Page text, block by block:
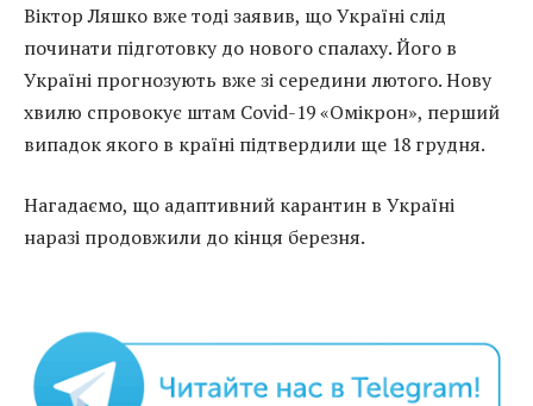
Віктор Ляшко вже тоді заявив, що Україні слід
починати підготовку до нового спалаху. Його в
Україні прогнозують вже зі середини лютого. Нову
хвилю спровокує штам Covid-19 «Омікрон», перший
випадок якого в країні підтвердили ще 18 грудня.
Нагадаємо, що адаптивний карантин в Україні
наразі продовжили до кінця березня.